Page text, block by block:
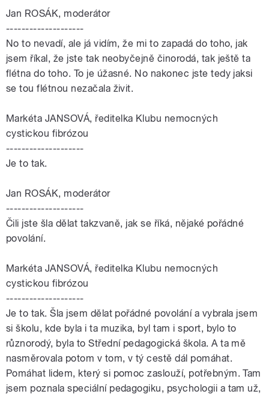
Jan ROSÁK, moderátor
--------------------
No to nevadí, ale já vidím, že mi to zapadá do toho, jak
jsem říkal, že jste tak neobyčejně činorodá, tak ještě ta
flétna do toho. To je úžasné. No nakonec jste tedy jaksi
se tou flétnou nezačala živit.
Markéta JANSOVÁ, ředitelka Klubu nemocných
cystickou fibrózou
--------------------
Je to tak.
Jan ROSÁK, moderátor
--------------------
Čili jste šla dělat takzvaně, jak se říká, nějaké pořádné
povolání.
Markéta JANSOVÁ, ředitelka Klubu nemocných
cystickou fibrózou
--------------------
Je to tak. Šla jsem dělat pořádné povolání a vybrala jsem
si školu, kde byla i ta muzika, byl tam i sport, bylo to
různorodý, byla to Střední pedagogická škola. A ta mě
nasměrovala potom v tom, v tý cestě dál pomáhat.
Pomáhat lidem, který si pomoc zaslouží, potřebným. Tam
jsem poznala speciální pedagogiku, psychologii a tam už,